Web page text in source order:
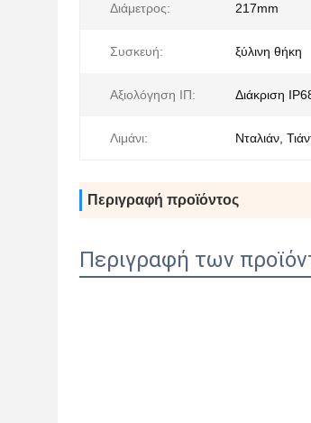
Διάμετρος: 217mm
Συσκευή: ξύλινη θήκη
Αξιολόγηση ΙΠ: Διάκριση
Λιμάνι: Νταλιάν,
Περιγραφή προϊόντος
Περιγραφή των